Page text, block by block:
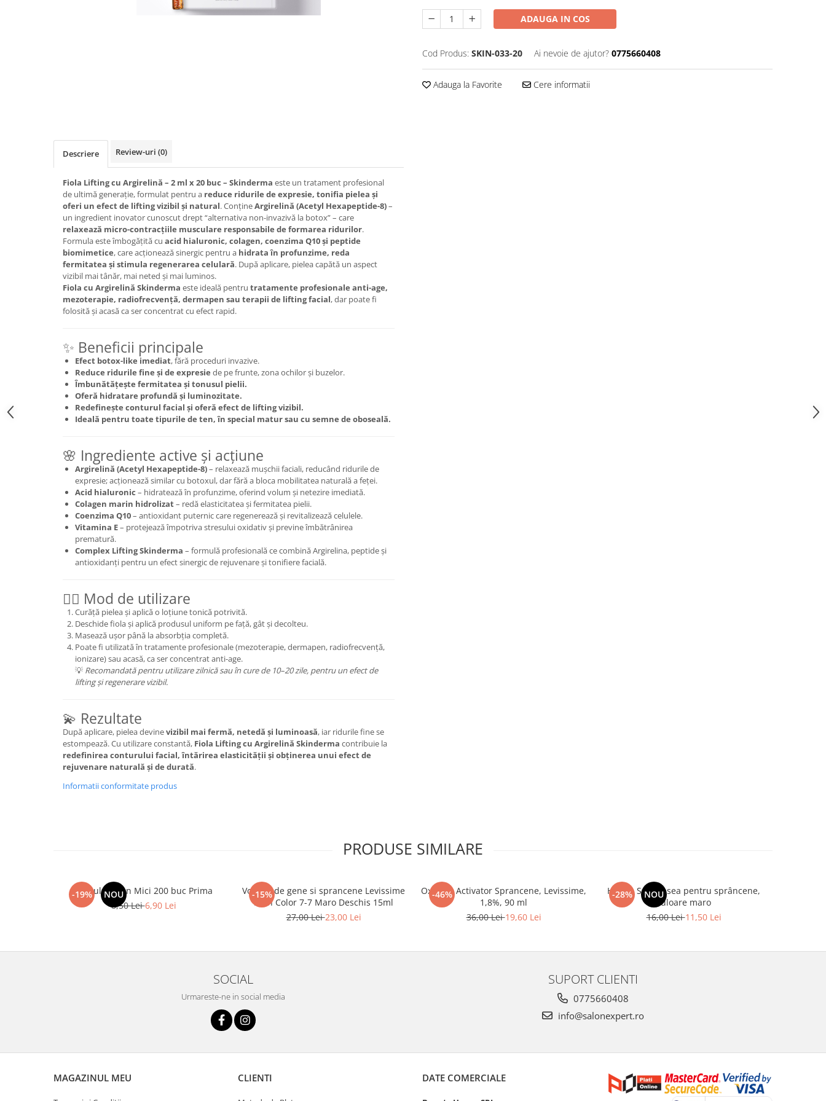
ADAUGA IN COS
Cod Produs: SKIN-033-20 Ai nevoie de ajutor? 0775660408
Adauga la Favorite Cere informatii
Descriere Review-uri (0)
Fiola Lifting cu Argirelină – 2 ml x 20 buc – Skinderma este un tratament profesional
de ultimă generație, formulat pentru a reduce ridurile de expresie, tonifia pielea și
oferi un efect de lifting vizibil și natural. ConțineArgirelină (Acetyl Hexapeptide-8)–
un ingredient inovator cunoscut drept “alternativa non-invazivă la botox” – care
relaxează micro-contracțiile musculare responsabile de formarea ridurilor.
Formula este îmbogățită cu acid hialuronic, colagen, coenzima Q10 și peptide
biomimetice, care acționează sinergic pentru a hidrata în profunzime, reda
fermitatea și stimula regenerarea celulară. După aplicare, pielea capătă un aspect
vizibil mai tânăr, mai neted și mai luminos.
Fiola cu Argirelină Skinderma este ideală pentru tratamente profesionale anti-age,
mezoterapie, radiofrecvență, dermapen sau terapii de lifting facial, dar poate fi
folosită și acasă ca ser concentrat cu efect rapid.
✨ Beneficii principale
Efect botox-like imediat, fără proceduri invazive.
Reduce ridurile fine și de expresie de pe frunte, zona ochilor și buzelor.
Îmbunătățește fermitatea și tonusul pielii.
Oferă hidratare profundă și luminozitate.
Redefinește conturul facial și oferă efect de lifting vizibil.
Ideală pentru toate tipurile de ten, în special matur sau cu semne de oboseală.
🌸 Ingrediente active și acțiune
Argirelină (Acetyl Hexapeptide-8)– relaxează mușchii faciali, reducând ridurile de
expresie; acționează similar cu botoxul, dar fără a bloca mobilitatea naturală a feței.
Acid hialuronic – hidratează în profunzime, oferind volum și netezire imediată.
Colagen marin hidrolizat– redă elasticitatea și fermitatea pielii.
Coenzima Q10– antioxidant puternic care regenerează și revitalizează celulele.
Vitamina E– protejează împotriva stresului oxidativ și previne îmbătrânirea
prematură.
Complex Lifting Skinderma – formulă profesională ce combină Argirelina, peptide și
antioxidanți pentru un efect sinergic de rejuvenare și tonifiere facială.
💆‍♀️ Mod de utilizare
Curăță pielea și aplică o loțiune tonică potrivită.
Deschide fiola și aplică produsul uniform pe față, gât și decolteu.
Masează ușor până la absorbția completă.
Poate fi utilizată în tratamente profesionale (mezoterapie, dermapen, radiofrecvență,
ionizare) sau acasă, ca ser concentrat anti-age.
💡 Recomandată pentru utilizare zilnică sau în cure de 10–20 zile, pentru un efect de
lifting și regenerare vizibil.
💫 Rezultate
După aplicare, pielea devinevizibil mai fermă, netedă și luminoasă, iar ridurile fine se
estompează. Cu utilizare constantă, Fiola Lifting cu Argirelină Skinderma contribuie la
redefinirea conturului facial, întărirea elasticității și obținerea unui efect de
rejuvenare naturală și de durată.
Informatii conformitate produs
PRODUSE SIMILARE
-19% NOU
Spatule Lemn Mici 200 buc Prima
8,50 Lei6,90 Lei
-15%
Vopsea de gene si sprancene Levissime
Lash Color 7-7 Maro Deschis 15ml
27,00 Lei23,00 Lei
-46%
Oxidant Activator Sprancene, Levissime,
1,8%, 90 ml
36,00 Lei19,60 Lei
-28% NOU
Henna Set vopsea pentru sprâncene,
culoare maro
16,00 Lei11,50 Lei
SOCIAL
Urmareste-ne in social media
SUPORT CLIENTI
0775660408
info@salonexpert.ro
MAGAZINUL MEU CLIENTI DATE COMERCIALE